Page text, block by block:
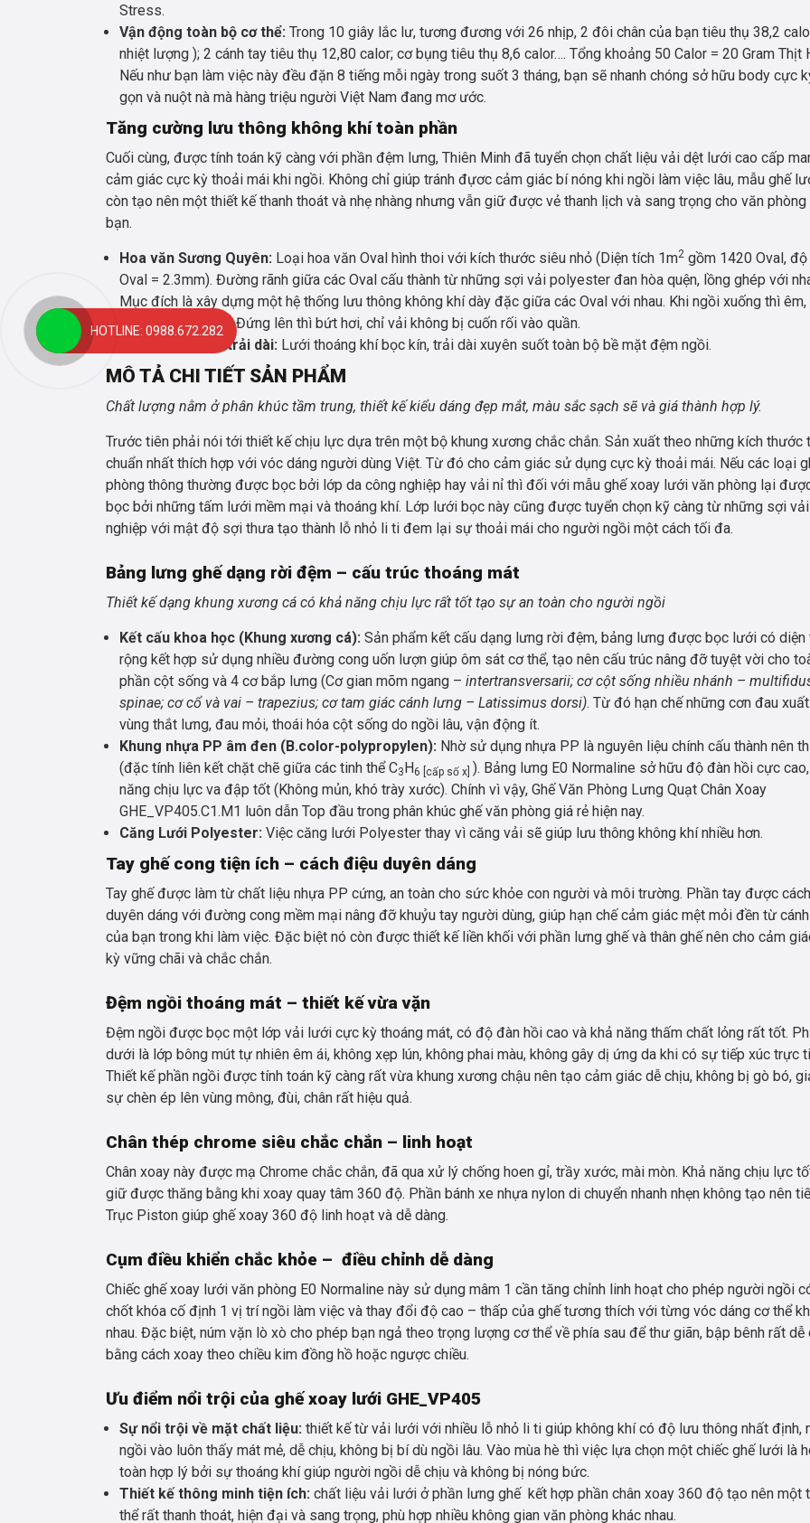
Stress.
Vận động toàn bộ cơ thể: Trong 10 giây lắc lư, tương đương với 26 nhịp, 2 đôi chân của bạn tiêu thụ 38,2
nhiệt lượng ); 2 cánh tay tiêu thụ 12,80 calor; cơ bụng tiêu thụ 8,6 calor…. Tổng khoảng 50 Calor = 20 Gram Thịt
Nếu như bạn làm việc này đều đặn 8 tiếng mỗi ngày trong suốt 3 tháng, bạn sẽ nhanh chóng sở hữu body cực
gọn và nuột nà mà hàng triệu người Việt Nam đang mơ ước.
Tăng cường lưu thông không khí toàn phần
Cuối cùng, được tính toán kỹ càng với phần đệm lưng, Thiên Minh đã tuyển chọn chất liệu vải dệt lưới cao cấp
cảm giác cực kỳ thoải mái khi ngồi. Không chỉ giúp tránh đựơc cảm giác bí nóng khi ngồi làm việc lâu, mẫu ghế
còn tạo nên một thiết kế thanh thoát và nhẹ nhàng nhưng vẫn giữ được vẻ thanh lịch và sang trọng cho văn phòng
bạn.
Hoa văn Sương Quyên: Loại hoa văn Oval hình thoi với kích thước siêu nhỏ (Diện tích 1m2 gồm 1420 Oval,
Oval = 2.3mm). Đường rãnh giữa các Oval cấu thành từ những sợi vải polyester đan hòa quện, lồng ghép với
Mục đích là xây dựng một hệ thống lưu thông không khí dày đặc giữa các Oval với nhau. Khi ngồi xuống thì
lâu thì thoáng mát, Đứng lên thì bứt hơi, chỉ vải không bị cuốn rối vào quần.
Lưới thoáng khí trải dài: Lưới thoáng khí bọc kín, trải dài xuyên suốt toàn bộ bề mặt đệm ngồi.
MÔ TẢ CHI TIẾT SẢN PHẨM
Chất lượng nằm ở phân khúc tầm trung, thiết kế kiểu dáng đẹp mắt, màu sắc sạch sẽ và giá thành hợp lý.
Trước tiên phải nói tới thiết kế chịu lực dựa trên một bộ khung xương chắc chắn. Sản xuất theo những kích thước
chuẩn nhất thích hợp với vóc dáng người dùng Việt. Từ đó cho cảm giác sử dụng cực kỳ thoải mái. Nếu các loại
phòng thông thường được bọc bởi lớp da công nghiệp hay vải nỉ thì đối với mẫu ghế xoay lưới văn phòng lại
bọc bởi những tấm lưới mềm mại và thoáng khí. Lớp lưới bọc này cũng được tuyển chọn kỹ càng từ những sợi
nghiệp với mật độ sợi thưa tạo thành lỗ nhỏ li ti đem lại sự thoải mái cho người ngồi một cách tối đa.
Bảng lưng ghế dạng rời đệm – cấu trúc thoáng mát
Thiết kế dạng khung xương cá có khả năng chịu lực rất tốt tạo sự an toàn cho người ngồi
Kết cấu khoa học (Khung xương cá): Sản phẩm kết cấu dạng lưng rời đệm, bảng lưng được bọc lưới có diện
rộng kết hợp sử dụng nhiều đường cong uốn lượn giúp ôm sát cơ thể, tạo nên cấu trúc nâng đỡ tuyệt vời cho
phần cột sống và 4 cơ bắp lưng (Cơ gian mõm ngang – intertransversarii; cơ cột sống nhiều nhánh –
spinae; cơ cổ và vai – trapezius; cơ tam giác cánh lưng – Latissimus dorsi). Từ đó hạn chế những cơn đau
vùng thắt lưng, đau mỏi, thoái hóa cột sống do ngồi lâu, vận động ít.
Khung nhựa PP âm đen (B.color-polypropylen): Nhờ sử dụng nhựa PP là nguyên liệu chính cấu thành nên
(đặc tính liên kết chặt chẽ giữa các tinh thể C3H6 [cấp số x] ). Bảng lưng E0 Normaline sở hữu độ đàn hồi cực
năng chịu lực va đập tốt (Không mủn, khó trày xước). Chính vì vậy, Ghế Văn Phòng Lưng Quạt Chân Xoay
GHE_VP405.C1.M1 luôn dẫn Top đầu trong phân khúc ghế văn phòng giá rẻ hiện nay.
Căng Lưới Polyester: Việc căng lưới Polyester thay vì căng vải sẽ giúp lưu thông không khí nhiều hơn.
Tay ghế cong tiện ích – cách điệu duyên dáng
Tay ghế được làm từ chất liệu nhựa PP cứng, an toàn cho sức khỏe con người và môi trường. Phần tay được
duyên dáng với đường cong mềm mại nâng đỡ khuỷu tay người dùng, giúp hạn chế cảm giác mệt mỏi đền từ
của bạn trong khi làm việc. Đặc biệt nó còn được thiết kế liền khối với phần lưng ghế và thân ghế nên cho cảm
kỳ vững chãi và chắc chắn.
Đệm ngồi thoáng mát – thiết kế vừa vặn
Đệm ngồi được bọc một lớp vải lưới cực kỳ thoáng mát, có độ đàn hồi cao và khả năng thấm chất lỏng rất tốt.
dưới là lớp bông mút tự nhiên êm ái, không xẹp lún, không phai màu, không gây dị ứng da khi có sự tiếp xúc trực
Thiết kế phần ngồi được tính toán kỹ càng rất vừa khung xương chậu nên tạo cảm giác dễ chịu, không bị gò bó,
sự chèn ép lên vùng mông, đùi, chân rất hiệu quả.
Chân thép chrome siêu chắc chắn – linh hoạt
Chân xoay này được mạ Chrome chắc chắn, đã qua xử lý chống hoen gỉ, trầy xước, mài mòn. Khả năng chịu lực
giữ được thăng bằng khi xoay quay tâm 360 độ. Phần bánh xe nhựa nylon di chuyển nhanh nhẹn không tạo nên
Trục Piston giúp ghế xoay 360 độ linh hoạt và dễ dàng.
Cụm điều khiển chắc khỏe – điều chỉnh dễ dàng
Chiếc ghế xoay lưới văn phòng E0 Normaline này sử dụng mâm 1 cần tăng chỉnh linh hoạt cho phép người ngồi
chốt khóa cố định 1 vị trí ngồi làm việc và thay đổi độ cao – thấp của ghế tương thích với từng vóc dáng cơ thể
nhau. Đặc biệt, núm vặn lò xò cho phép bạn ngả theo trọng lượng cơ thể về phía sau để thư giãn, bập bênh rất dễ
bằng cách xoay theo chiều kim đồng hồ hoặc ngược chiều.
Ưu điểm nổi trội của ghế xoay lưới GHE_VP405
Sự nổi trội về mặt chất liệu: thiết kế từ vải lưới với nhiều lỗ nhỏ li ti giúp không khí có độ lưu thông nhất định,
ngồi vào luôn thấy mát mẻ, dễ chịu, không bị bí dù ngồi lâu. Vào mùa hè thì việc lựa chọn một chiếc ghế lưới là
toàn hợp lý bởi sự thoáng khí giúp người ngồi dễ chịu và không bị nóng bức.
Thiết kế thông minh tiện ích: chất liệu vải lưới ở phần lưng ghế kết hợp phần chân xoay 360 độ tạo nên một
thể rất thanh thoát, hiện đại và sang trọng, phù hợp nhiều không gian văn phòng khác nhau.
HOTLINE: 0988.672.282